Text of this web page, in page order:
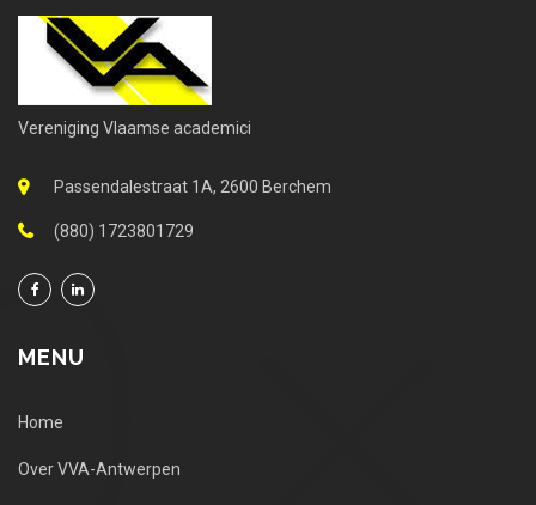
Vereniging Vlaamse academici
Passendalestraat 1A, 2600 Berchem
(880) 1723801729
MENU
Home
Over VVA-Antwerpen